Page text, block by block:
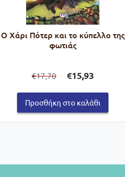
Ο Χάρι Πότερ και το κύπελλο της
φωτιάς
€17,70
price
€17,70.
€15,93τρέχουσα
είναι:
€15,93.
Προσθήκη στο καλάθι